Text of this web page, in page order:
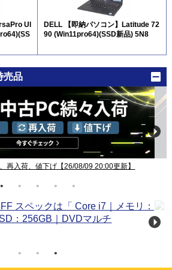
Ul
DELL 【即納パソコン】Latitude 72
90 (Win11pro64)(SSD新品) 5N8
売品
再入荷、値下げ【26/08/09 20:00更新】